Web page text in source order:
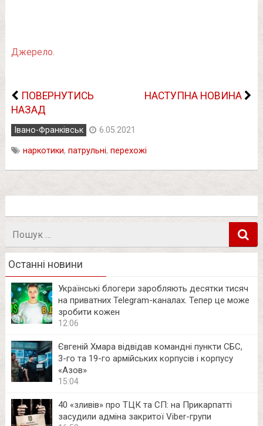
Джерело.
ПОВЕРНУТИСЬ
НАЗАД
НАСТУПНА НОВИНА
Івано-Франківськ 6.05.2021
наркотики, патрульні, перехожі
Останні новини
Українські блогери заробляють десятки тисяч
на приватних Telegram-каналах. Тепер це може
зробити кожен
12:06
Євгеній Хмара відвідав командні пункти СБС,
3-го та 19-го армійських корпусів і корпусу
«Азов»
15:04
40 «зливів» про ТЦК та СП: на Прикарпатті
засудили адміна закритої Viber-групи